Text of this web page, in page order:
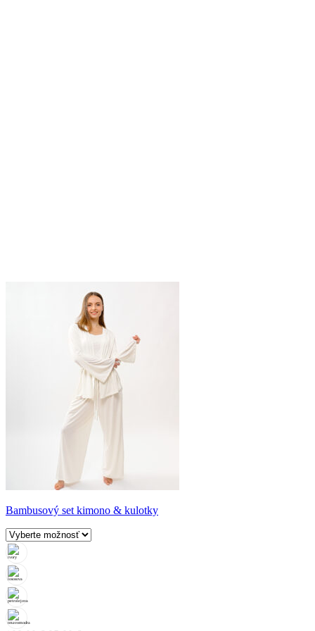
Bambusový set kimono & kulotky